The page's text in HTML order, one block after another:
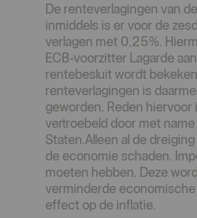
De renteverlagingen van
inmiddels is er voor de
verlagen met 0,25%.
ECB-voorzitter Lagarde
rentebesluit wordt
renteverlagingen is
geworden. Reden hiervoor
vertroebeld door met
Staten.Alleen al de
de economie schaden.
moeten hebben. Deze
verminderde
effect op de inflatie.